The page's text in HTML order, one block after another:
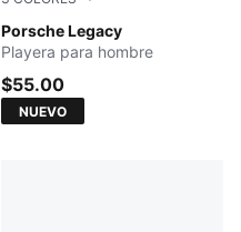
Porsche Legacy
Mouse Gray
Playera para hombre
$55.00
NUEVO